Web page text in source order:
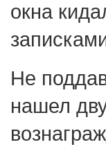
окна
Не
нашел